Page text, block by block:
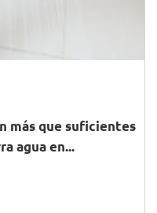
más que suficientes
agua en...